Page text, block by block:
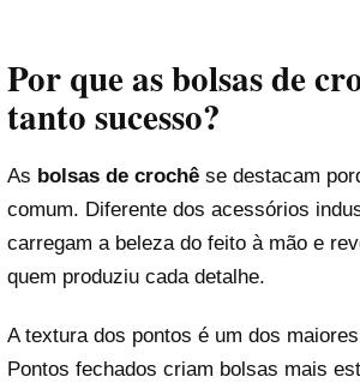
Por que as bolsas de
tanto sucesso?
As bolsas de crochê se destacam
comum. Diferente dos acessórios
carregam a beleza do feito à mão e
quem produziu cada detalhe.
A textura dos pontos é um dos
Pontos fechados criam bolsas mais